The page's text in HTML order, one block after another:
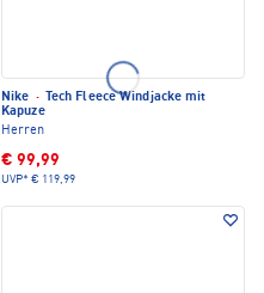
Nike ·
Tech Fleece Windjacke mit
Kapuze
Herren
€ 99,99
UVP* € 119,99